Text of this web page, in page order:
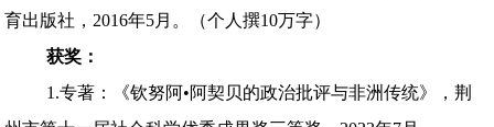
育出版社，2016年5月。（个人撰10万字）
获奖：
1.专著：《钦努阿•阿契贝的政治批评与非洲传统》，荆